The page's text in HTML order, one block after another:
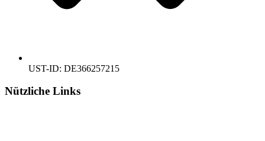
UST-ID: DE366257215
Nützliche Links